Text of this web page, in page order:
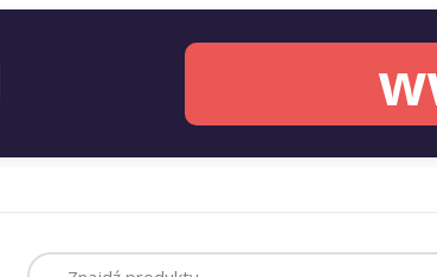
Szukaj